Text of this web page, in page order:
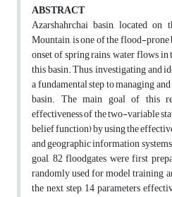
ABSTRACT
Azarshahrchai basin, located on
Mountain, is one of the flood-prone
onset of spring rains, water flows
this basin. Thus, investigating and
a fundamental step to managing
basin. The main goal of this
effectiveness of the two-variable
belief function) by using the
and geographic information
goal, 82 floodgates were first
randomly used for model training
the next step, 14 parameters